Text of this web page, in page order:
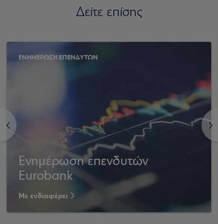
Δείτε επίσης
<
ΕΝΗΜΕΡΩΣΗ ΕΠΕΝΔΥΤΩΝ
Ενημέρωση επενδυτών
Eurobank
Με ενδιαφέρει
>